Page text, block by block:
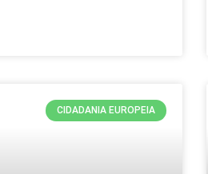
CIDADANIA EUROPEIA